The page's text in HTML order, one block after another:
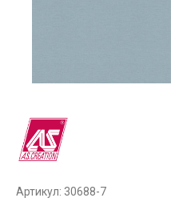
Артикул: 30688-7